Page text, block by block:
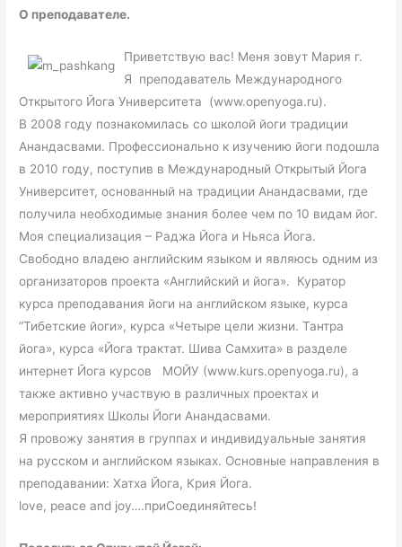
О преподавателе.
Приветствую вас! Меня зовут Мария г.
Я преподаватель Международного
Открытого Йога Университета (www.openyoga.ru).
В 2008 году познакомилась со школой йоги традиции
Анандасвами. Профессионально к изучению йоги подошла
в 2010 году, поступив в Международный Открытый Йога
Университет, основанный на традиции Анандасвами, где
получила необходимые знания более чем по 10 видам йог.
Моя специализация – Раджа Йога и Ньяса Йога.
Свободно владею английским языком и являюсь одним из
организаторов проекта «Английский и йога». Куратор
курса преподавания йоги на английском языке, курса
“Тибетские йоги», курса «Четыре цели жизни. Тантра
йога», курса «Йога трактат. Шива Самхита» в разделе
интернет Йога курсов МОЙУ (www.kurs.openyoga.ru), а
также активно участвую в различных проектах и
мероприятиях Школы Йоги Анандасвами.
Я провожу занятия в группах и индивидуальные занятия
на русском и английском языках. Основные направления в
преподавании: Хатха Йога, Крия Йога.
love, peace and joy….приСоединяйтесь!